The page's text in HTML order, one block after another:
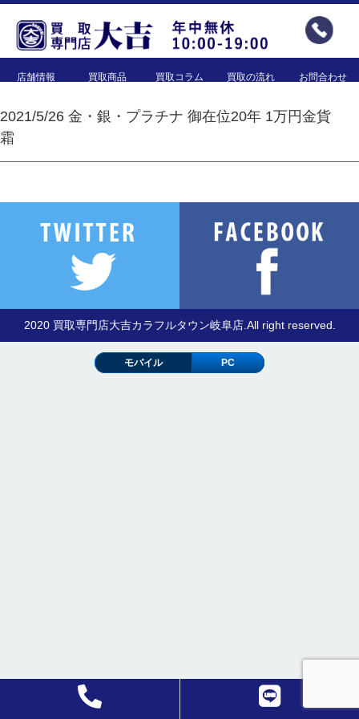
店舗情報 買取商品 買取コラム 買取の流れ お問合わせ
2021/5/26 金・銀・プラチナ 御在位20年 1万円金貨
霜
2020 買取専門店大吉カラフルタウン岐阜店.All right reserved.
モバイル PC